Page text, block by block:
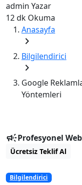
admin Yazar
12 dk Okuma
Anasayfa
chevron_right
Bilgilendirici
chevron_right
Google
Yöntemleri
campaignProfesyonel
Ücretsiz Teklif Al
Bilgilendirici